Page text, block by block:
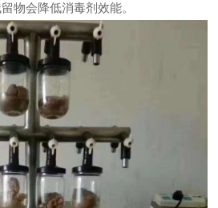
物会降低消毒剂效能。